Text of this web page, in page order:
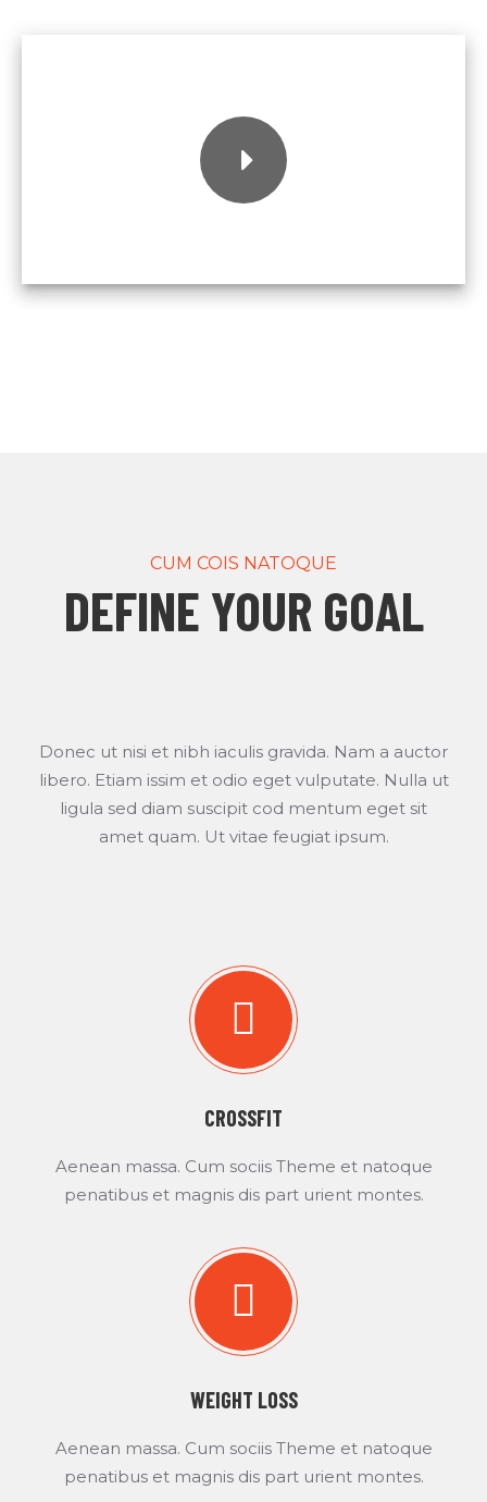
CUM COIS NATOQUE
DEFINE YOUR GOAL
Donec ut nisi et nibh iaculis gravida. Nam a auctor
libero. Etiam issim et odio eget vulputate. Nulla ut
ligula sed diam suscipit cod mentum eget sit
amet quam. Ut vitae feugiat ipsum.
CROSSFIT
Aenean massa. Cum sociis Theme et natoque
penatibus et magnis dis part urient montes.
WEIGHT LOSS
Aenean massa. Cum sociis Theme et natoque
penatibus et magnis dis part urient montes.